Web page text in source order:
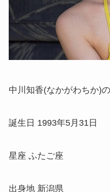
中川知香(なかがわちか)
誕生日 1993年5月31日
星座 ふたご座
出身地 新潟県